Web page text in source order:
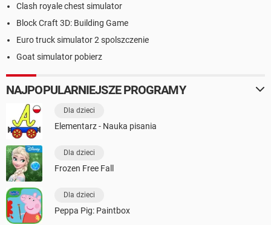
Clash royale chest simulator
Block Craft 3D: Building Game
Euro truck simulator 2 spolszczenie
Goat simulator pobierz
NAJPOPULARNIEJSZE PROGRAMY
Dla dzieci
Elementarz - Nauka pisania
Dla dzieci
Frozen Free Fall
Dla dzieci
Peppa Pig: Paintbox